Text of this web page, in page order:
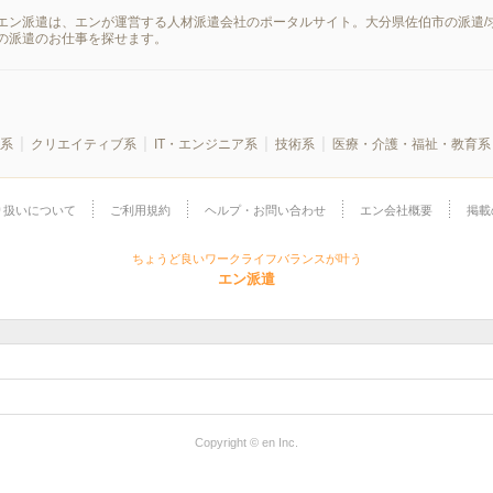
派遣は、エンが運営する人材派遣会社のポータルサイト。大分県佐伯市の派遣
遣のお仕事を探せます。
クリエイティブ系 IT・エンジニア系 技術系 医療・介護・福祉・教育系
いについて ご利用規約 ヘルプ・お問い合わせ エン会社概要 掲載
ちょうど良いワークライフバランスが叶う
エン派遣
Copyright © en Inc.